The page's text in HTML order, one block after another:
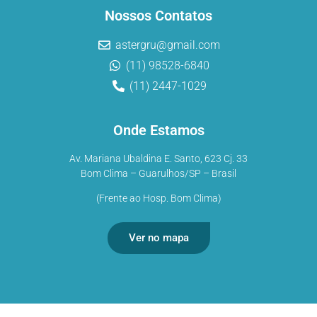
Nossos Contatos
astergru@gmail.com
(11) 98528-6840
(11) 2447-1029
Onde Estamos
Av. Mariana Ubaldina E. Santo, 623 Cj. 33
Bom Clima – Guarulhos/SP – Brasil
(Frente ao Hosp. Bom Clima)
Ver no mapa